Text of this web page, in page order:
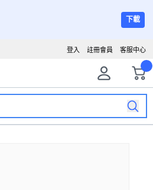
下載
客服中心
註冊會員
登入